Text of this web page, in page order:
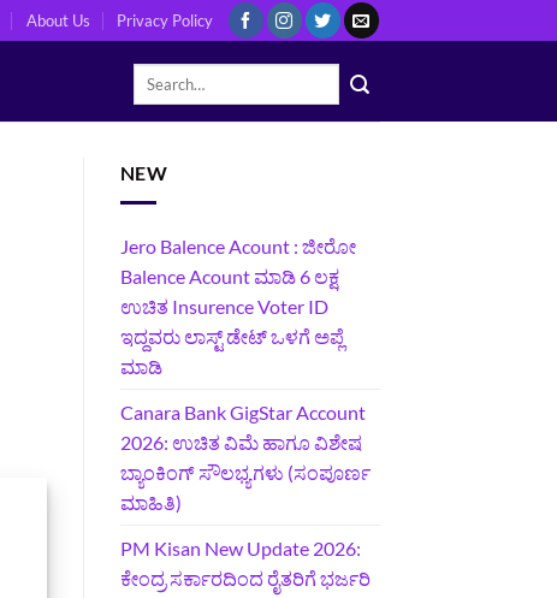
About Us Privacy Policy
NEW
Jero Balence Acount : ಜೀರೋ
Balence Acount ಮಾಡಿ 6 ಲಕ್ಷ
ಉಚಿತ Insurence Voter ID
ಇದ್ದವರು ಲಾಸ್ಟ್‌ ಡೇಟ್‌ ಒಳಗೆ ಅಪ್ಲೆ
ಮಾಡಿ
Canara Bank GigStar Account
2026: ಉಚಿತ ವಿಮೆ ಹಾಗೂ ವಿಶೇಷ
ಬ್ಯಾಂಕಿಂಗ್ ಸೌಲಭ್ಯಗಳು (ಸಂಪೂರ್ಣ
ಮಾಹಿತಿ)
PM Kisan New Update 2026:
ಕೇಂದ್ರ ಸರ್ಕಾರದಿಂದ ರೈತರಿಗೆ ಭರ್ಜರಿ